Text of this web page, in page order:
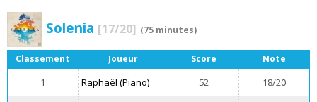
Solenia [17/20] (75 minutes)
Classement Joueur Score Note
1 Raphaël (Piano) 52 18/20